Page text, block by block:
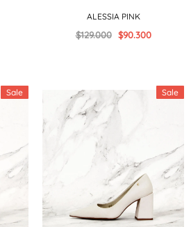
ALESSIA PINK
$129.000 $90.300
Sale Sale